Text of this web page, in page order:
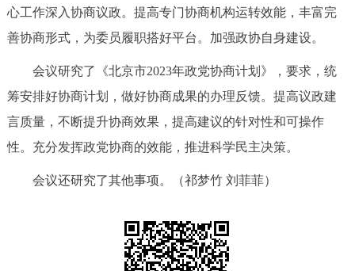
心工作深入协商议政。提高专门协商机构运转效能，丰富完
善协商形式，为委员履职搭好平台。加强政协自身建设。
会议研究了《北京市2023年政党协商计划》，要求，统
筹安排好协商计划，做好协商成果的办理反馈。提高议政建
言质量，不断提升协商效果，提高建议的针对性和可操作
性。充分发挥政党协商的效能，推进科学民主决策。
会议还研究了其他事项。（祁梦竹 刘菲菲）